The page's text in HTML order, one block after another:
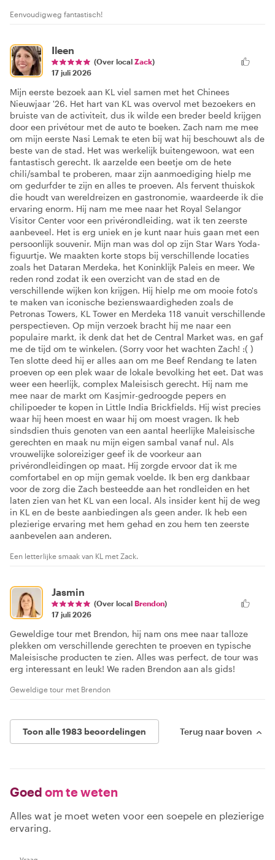
Eenvoudigweg fantastisch!
Ileen
(Over local Zack)
17 juli 2026
Mijn eerste bezoek aan KL viel samen met het Chinees
Nieuwjaar '26. Het hart van KL was overvol met bezoekers en
bruiste van de activiteit, dus ik wilde een breder beeld krijgen
door een privétour met de auto te boeken. Zach nam me mee
om mijn eerste Nasi Lemak te eten bij wat hij beschouwt als de
beste van de stad. Het was werkelijk buitengewoon, wat een
fantastisch gerecht. Ik aarzelde een beetje om de hete
chili/sambal te proberen, maar zijn aanmoediging hielp me
om gedurfder te zijn en alles te proeven. Als fervent thuiskok
die houdt van wereldreizen en gastronomie, waardeerde ik die
ervaring enorm. Hij nam me mee naar het Royal Selangor
Visitor Center voor een privérondleiding, wat ik ten zeerste
aanbeveel. Het is erg uniek en je kunt naar huis gaan met een
persoonlijk souvenir. Mijn man was dol op zijn Star Wars Yoda-
figuurtje. We maakten korte stops bij verschillende locaties
zoals het Dataran Merdeka, het Koninklijk Paleis en meer. We
reden rond zodat ik een overzicht van de stad en de
verschillende wijken kon krijgen. Hij hielp me om mooie foto's
te maken van iconische bezienswaardigheden zoals de
Petronas Towers, KL Tower en Merdeka 118 vanuit verschillende
perspectieven. Op mijn verzoek bracht hij me naar een
populaire markt, ik denk dat het de Central Market was, en gaf
me de tijd om te winkelen. (Sorry voor het wachten Zach! :( )
Ten slotte deed hij er alles aan om me Beef Rendang te laten
proeven op een plek waar de lokale bevolking het eet. Dat was
weer een heerlijk, complex Maleisisch gerecht. Hij nam me
mee naar de markt om Kasjmir-gedroogde pepers en
chilipoeder te kopen in Little India Brickfields. Hij wist precies
waar hij heen moest en waar hij om moest vragen. Ik heb
sindsdien thuis genoten van een aantal heerlijke Maleisische
gerechten en maak nu mijn eigen sambal vanaf nul. Als
vrouwelijke soloreiziger geef ik de voorkeur aan
privérondleidingen op maat. Hij zorgde ervoor dat ik me
comfortabel en op mijn gemak voelde. Ik ben erg dankbaar
voor de zorg die Zach besteedde aan het rondleiden en het
laten zien van het KL van een local. Als insider kent hij de weg
in KL en de beste aanbiedingen als geen ander. Ik heb een
plezierige ervaring met hem gehad en zou hem ten zeerste
aanbevelen aan anderen.
Een letterlijke smaak van KL met Zack.
Jasmin
(Over local Brendon)
17 juli 2026
Geweldige tour met Brendon, hij nam ons mee naar talloze
plekken om verschillende gerechten te proeven en typische
Maleisische producten te zien. Alles was perfect, de tour was
erg interessant en leuk! We raden Brendon aan als gids!
Geweldige tour met Brendon
Toon alle 1983 beoordelingen Terug naar boven
Goed om te weten
Alles wat je moet weten voor een soepele en plezierige
ervaring.